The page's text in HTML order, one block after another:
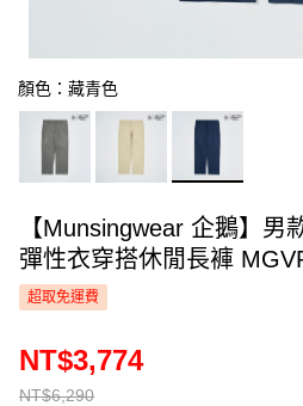
顏色：藏青色
【Munsingwear 企鵝】男
彈性衣穿搭休閒長褲
超取免運費
NT$6,290
NT$3,774